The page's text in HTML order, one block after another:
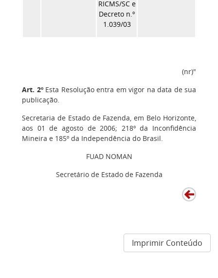
RICMS/SC e
Decreto n.º
1.039/03
(nr)"
Art. 2ºEsta Resolução entra em vigor na data de sua
publicação.
Secretaria de Estado de Fazenda, em Belo Horizonte,
aos 01 de agosto de 2006; 218º da Inconfidência
Mineira e 185º da Independência do Brasil.
FUAD NOMAN
Secretário de Estado de Fazenda
Imprimir Conteúdo